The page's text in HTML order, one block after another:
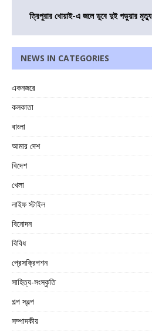
ত্রিপুরার খোয়াই-এ জলে ডুবে দুই পড়ুয়ার মৃত্যু
NEWS IN CATEGORIES
একনজরে
কলকাতা
বাংলা
আমার দেশ
বিদেশ
খেলা
লাইফ স্টাইল
বিনোদন
বিবিধ
প্রেসক্রিপশন
সাহিত্য-সংস্কৃতি
গল্প স্বল্প
সম্পাদকীয়